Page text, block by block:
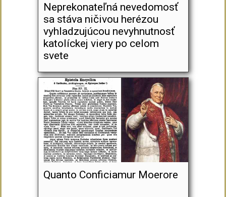
Neprekonateľná nevedomosť
sa stáva ničivou herézou
vyhladzujúcou nevyhnutnosť
katolíckej viery po celom
svete
Quanto Conficiamur Moerore